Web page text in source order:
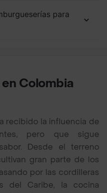
para
Colombia
recibido la influencia de
pero que sigue
Desde el terreno
gran parte de los
por las cordilleras
del Caribe, la cocina